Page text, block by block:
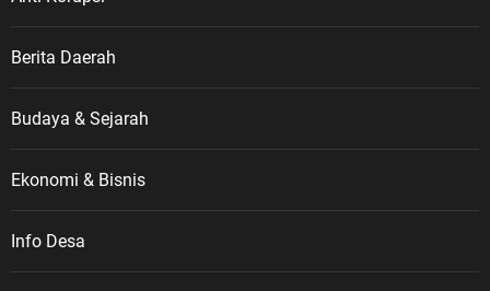
Berita Daerah
Budaya & Sejarah
Ekonomi & Bisnis
Info Desa